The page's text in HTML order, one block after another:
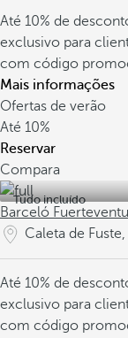
Até 10% de
exclusivo para
com código
Mais informações
Ofertas de verão
Até 10%
Reservar
Compara
Tudo incluído
Barceló
Caleta de
Até 10% de
exclusivo para
com código